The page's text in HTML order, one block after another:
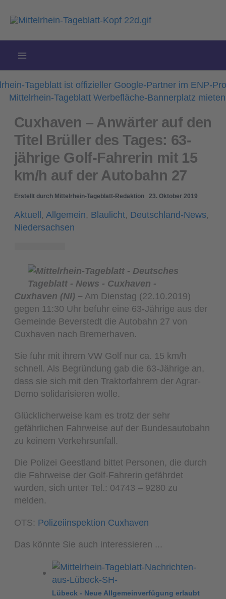
Inhalt
Cuxhaven – Anwärter auf den
Titel Brüller des Tages: 63-
jährige Golf-Fahrerin mit 15
km/h auf der Autobahn 27
Erstellt durch Mittelrhein-Tageblatt-Redaktion 23. Oktober 2019
Aktuell,Allgemein, Blaulicht, Deutschland-News,
Niedersachsen
Cuxhaven (NI) – Am Dienstag (22.10.2019)
gegen 11:30 Uhr befuhr eine 63-Jährige aus der
Gemeinde Beverstedt die Autobahn 27 von
Cuxhaven nach Bremerhaven.
Sie fuhr mit ihrem VW Golf nur ca. 15 km/h
schnell. Als Begründung gab die 63-Jährige an,
dass sie sich mit den Traktorfahrern der Agrar-
Demo solidarisieren wolle.
Glücklicherweise kam es trotz der sehr
gefährlichen Fahrweise auf der Bundesautobahn
zu keinem Verkehrsunfall.
Die Polizei Geestland bittet Personen, die durch
die Fahrweise der Golf-Fahrerin gefährdet
wurden, sich unter Tel.: 04743 – 9280 zu
melden.
OTS: Polizeiinspektion Cuxhaven
Das könnte Sie auch interessieren ...
Lübeck - Neue Allgemeinverfügung erlaubt